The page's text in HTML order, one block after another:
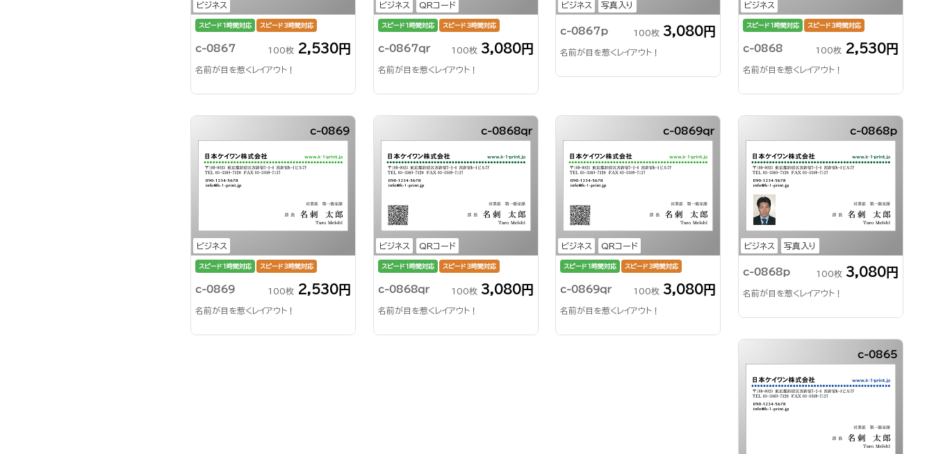
ビジネス
スピード1時間対応 スピード3時間対応
c-0867 100枚 2,530円
名前が目を惹くレイアウト！
ビジネス QRコード
スピード1時間対応 スピード3時間対応
c-0867qr 100枚 3,080円
名前が目を惹くレイアウト！
ビジネス 写真入り
c-0867p 100枚 3,080円
名前が目を惹くレイアウト！
ビジネス
スピード1時間対応 スピード3時間対応
c-0868 100枚 2,530円
名前が目を惹くレイアウト！
ビジネス
c-0869
スピード1時間対応 スピード3時間対応
c-0869 100枚 2,530円
名前が目を惹くレイアウト！
ビジネス QRコード
c-0868qr
スピード1時間対応 スピード3時間対応
c-0868qr 100枚 3,080円
名前が目を惹くレイアウト！
ビジネス QRコード
c-0869qr
スピード1時間対応 スピード3時間対応
c-0869qr 100枚 3,080円
名前が目を惹くレイアウト！
ビジネス 写真入り
c-0868p
c-0868p 100枚 3,080円
名前が目を惹くレイアウト！
c-0865